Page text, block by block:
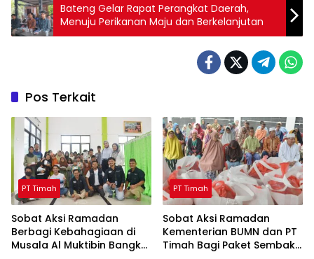
Bateng Gelar Rapat Perangkat Daerah,
Menuju Perikanan Maju dan Berkelanjutan
Pos Terkait
PT Timah
Sobat Aksi Ramadan
Berbagi Kebahagiaan di
Musala Al Muktibin Bangka
PT Timah
Sobat Aksi Ramadan
Kementerian BUMN dan PT
Timah Bagi Paket Sembako